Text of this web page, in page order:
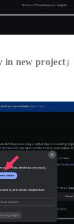
in new project